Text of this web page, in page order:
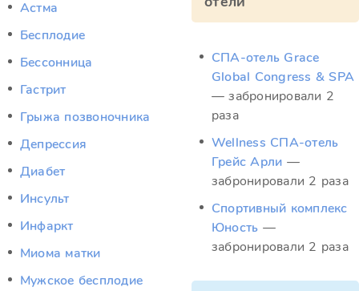
Астма
Бесплодие
Бессонница
Гастрит
Грыжа позвоночника
Депрессия
Диабет
Инсульт
Инфаркт
Миома матки
Мужское бесплодие
СПА-отель Grace
Global Congress & SPA
— забронировали 2
раза
Wellness СПА‑отель
Грейс Арли —
забронировали 2 раза
Спортивный комплекс
Юность —
забронировали 2 раза